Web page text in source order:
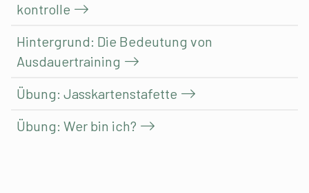
kontrolle
Hintergrund: Die Bedeutung von
Ausdauertraining
Übung: Jasskartenstafette
Übung: Wer bin ich?